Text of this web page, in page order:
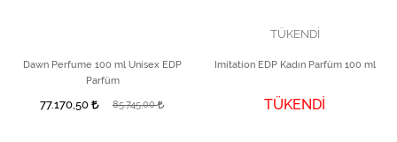
Dawn Perfume 100 ml Unisex EDP
Parfüm
77.170,50 85.745,00
TÜKENDİ
Imitation EDP Kadın Parfüm 100 ml
TÜKENDİ